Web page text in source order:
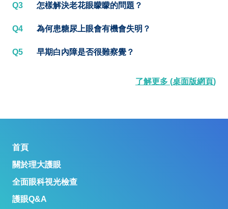
Q3 怎樣解決老花眼矇矇的問題？
Q4 為何患糖尿上眼會有機會失明？
Q5 早期白內障是否很難察覺？
了解更多 (桌面版網頁)
首頁
關於理大護眼
全面眼科視光檢查
護眼Q&A